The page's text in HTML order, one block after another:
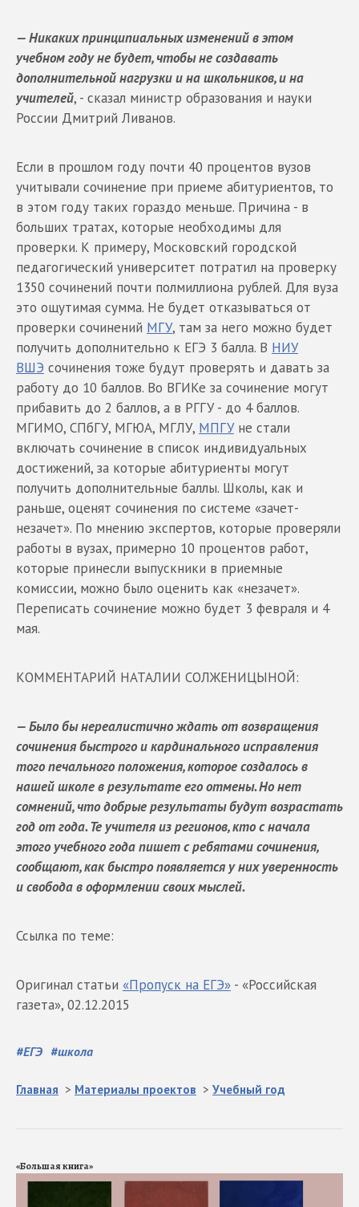
— Никаких принципиальных изменений в этом
учебном году не будет, чтобы не создавать
дополнительной нагрузки и на школьников, и на
учителей, - сказал министр образования и науки
России Дмитрий Ливанов.
Если в прошлом году почти 40 процентов вузов
учитывали сочинение при приеме абитуриентов, то
в этом году таких гораздо меньше. Причина - в
больших тратах, которые необходимы для
проверки. К примеру, Московский городской
педагогический университет потратил на проверку
1350 сочинений почти полмиллиона рублей. Для вуза
это ощутимая сумма. Не будет отказываться от
проверки сочинений МГУ, там за него можно будет
получить дополнительно к ЕГЭ 3 балла. В НИУ
ВШЭ сочинения тоже будут проверять и давать за
работу до 10 баллов. Во ВГИКе за сочинение могут
прибавить до 2 баллов, а в РГГУ - до 4 баллов.
МГИМО, СПбГУ, МГЮА, МГЛУ, МПГУне стали
включать сочинение в список индивидуальных
достижений, за которые абитуриенты могут
получить дополнительные баллы. Школы, как и
раньше, оценят сочинения по системе «зачет-
незачет». По мнению экспертов, которые проверяли
работы в вузах, примерно 10 процентов работ,
которые принесли выпускники в приемные
комиссии, можно было оценить как «незачет».
Переписать сочинение можно будет 3 февраля и 4
мая.
КОММЕНТАРИЙ НАТАЛИИ СОЛЖЕНИЦЫНОЙ:
— Было бы нереалистично ждать от возвращения
сочинения быстрого и кардинального исправления
того печального положения, которое создалось в
нашей школе в результате его отмены. Но нет
сомнений, что добрые результаты будут возрастать
год от года. Те учителя из регионов, кто с начала
этого учебного года пишет с ребятами сочинения,
сообщают, как быстро появляется у них уверенность
и свобода в оформлении своих мыслей.
Ссылка по теме:
Оригинал статьи «Пропуск на ЕГЭ» - «Российская
газета», 02.12.2015
#ЕГЭ #школа
Главная > Материалы проектов > Учебный год
«Большая книга»